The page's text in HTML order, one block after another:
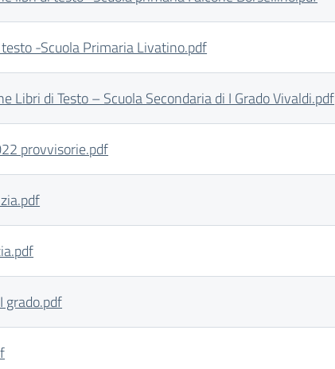
-Scuola Primaria Livatino.pdf
Libri di Testo – Scuola Secondaria di I Grado Vivaldi.pdf
provvisorie.pdf
grado.pdf